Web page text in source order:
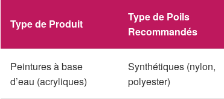
Type de Produit
Type de Poils
Recommandés
Peintures à base
d’eau (acryliques)
Synthétiques (nylon,
polyester)